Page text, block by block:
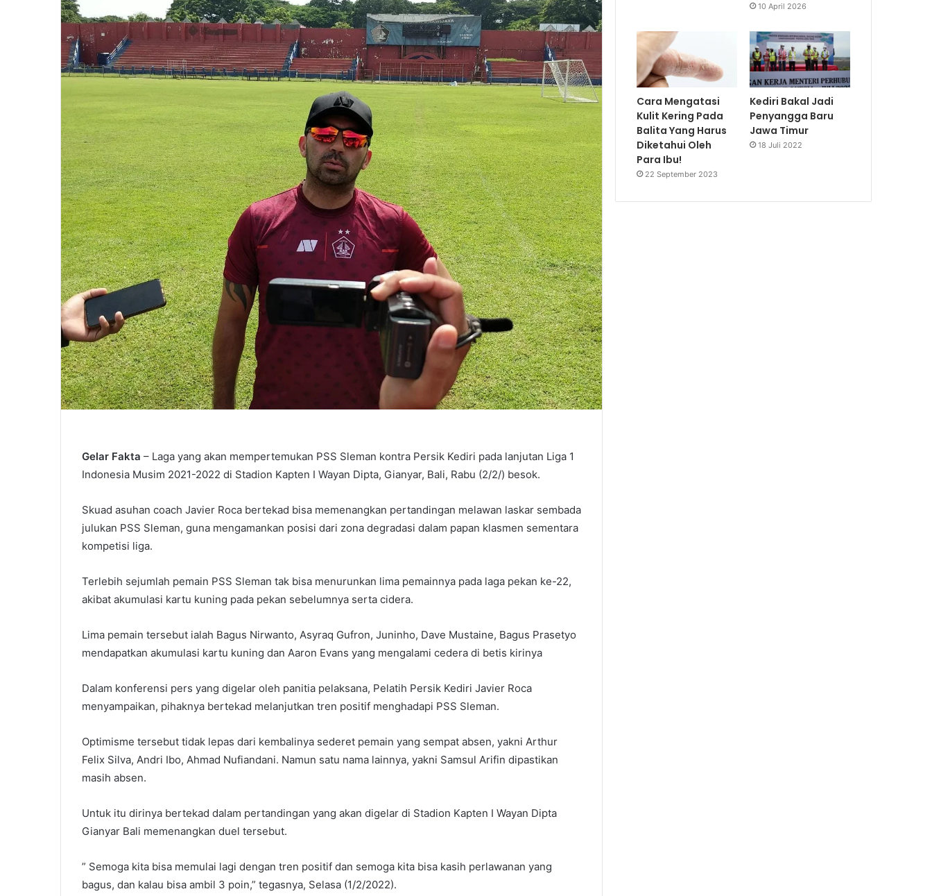
Gelar Fakta – Laga yang akan mempertemukan PSS Sleman kontra Persik Kediri pada lanjutan Liga 1
Indonesia Musim 2021-2022 di Stadion Kapten I Wayan Dipta, Gianyar, Bali, Rabu (2/2/) besok.
Skuad asuhan coach Javier Roca bertekad bisa memenangkan pertandingan melawan laskar sembada
julukan PSS Sleman, guna mengamankan posisi dari zona degradasi dalam papan klasmen sementara
kompetisi liga.
Terlebih sejumlah pemain PSS Sleman tak bisa menurunkan lima pemainnya pada laga pekan ke-22,
akibat akumulasi kartu kuning pada pekan sebelumnya serta cidera.
Lima pemain tersebut ialah Bagus Nirwanto, Asyraq Gufron, Juninho, Dave Mustaine, Bagus Prasetyo
mendapatkan akumulasi kartu kuning dan Aaron Evans yang mengalami cedera di betis kirinya
Dalam konferensi pers yang digelar oleh panitia pelaksana, Pelatih Persik Kediri Javier Roca
menyampaikan, pihaknya bertekad melanjutkan tren positif menghadapi PSS Sleman.
Optimisme tersebut tidak lepas dari kembalinya sederet pemain yang sempat absen, yakni Arthur
Felix Silva, Andri Ibo, Ahmad Nufiandani. Namun satu nama lainnya, yakni Samsul Arifin dipastikan
masih absen.
Untuk itu dirinya bertekad dalam pertandingan yang akan digelar di Stadion Kapten I Wayan Dipta
Gianyar Bali memenangkan duel tersebut.
” Semoga kita bisa memulai lagi dengan tren positif dan semoga kita bisa kasih perlawanan yang
bagus, dan kalau bisa ambil 3 poin,” tegasnya, Selasa (1/2/2022).
10 April 2026
Cara Mengatasi
Kulit Kering Pada
Balita Yang Harus
Diketahui Oleh
Para Ibu!
22 September 2023
Kediri Bakal Jadi
Penyangga Baru
Jawa Timur
18 Juli 2022